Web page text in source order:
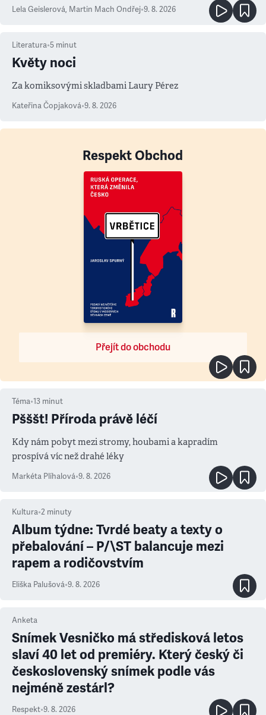
Lela Geislerová, Martin Mach Ondřej•9. 8. 2026
Literatura•5 minut
Květy noci
Za komiksovými skladbami Laury Pérez
Kateřina Čopjaková•9. 8. 2026
Respekt Obchod
Přejít do obchodu
Téma•13 minut
Pšššt! Příroda právě léčí
Kdy nám pobyt mezi stromy, houbami a kapradím
prospívá víc než drahé léky
Markéta Plíhalová•9. 8. 2026
Kultura•2 minuty
Album týdne: Tvrdé beaty a texty o
přebalování – P/\ST balancuje mezi
rapem a rodičovstvím
Eliška Palušová•9. 8. 2026
Anketa
Snímek Vesničko má středisková letos
slaví 40 let od premiéry. Který český či
československý snímek podle vás
nejméně zestárl?
Respekt•9. 8. 2026